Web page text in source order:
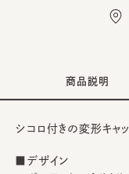
商品説明
シコロ付きの変形キャッ
■デザイン